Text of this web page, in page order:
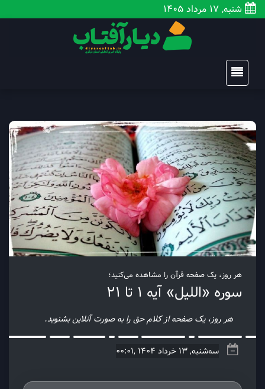
شنبه, 17 مرداد 1405
هر روز، یک صفحه قرآن را مشاهده می‌کنید؛
سوره «اللیل» آیه 1 تا ۲۱
هر روز، یک صفحه از کلام حق را به صورت آنلاین بشنوید.
سه‌شنبه, 13 خرداد 1404 ,00:01